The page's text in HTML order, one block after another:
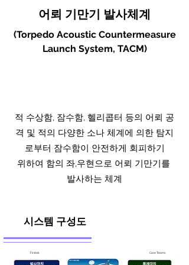
Countermeasure
Launch System
어뢰 기만기 발사체계
(Torpedo Acoustic Countermeasure
Launch System, TACM)
적 수상함, 잠수함, 헬리콥터 등의 어뢰 공
격 및 적의 다양한 소나 체계에 의한 탐지
로부터 잠수함이 안전하게 회피하기
위하여 함의 좌,우현으로 어뢰 기만기를
발사하는 체계
시스템 구성도
Firstek Core Teams